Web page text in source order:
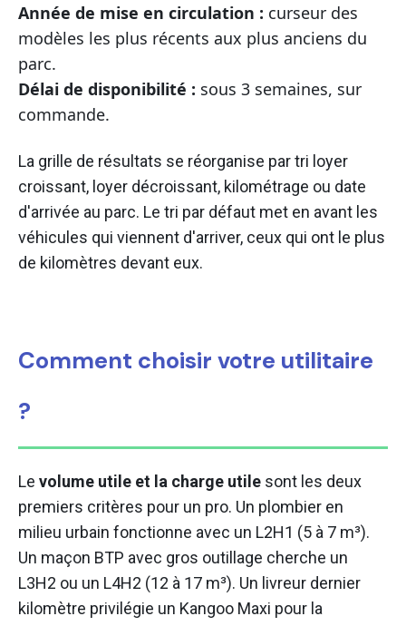
Année de mise en circulation : curseur des
modèles les plus récents aux plus anciens du
parc.
Délai de disponibilité : sous 3 semaines, sur
commande.
La grille de résultats se réorganise par tri loyer
croissant, loyer décroissant, kilométrage ou date
d'arrivée au parc. Le tri par défaut met en avant les
véhicules qui viennent d'arriver, ceux qui ont le plus
de kilomètres devant eux.
Comment choisir votre utilitaire
?
Le volume utile et la charge utile sont les deux
premiers critères pour un pro. Un plombier en
milieu urbain fonctionne avec un L2H1 (5 à 7 m³).
Un maçon BTP avec gros outillage cherche un
L3H2 ou un L4H2 (12 à 17 m³). Un livreur dernier
kilomètre privilégie un Kangoo Maxi pour la